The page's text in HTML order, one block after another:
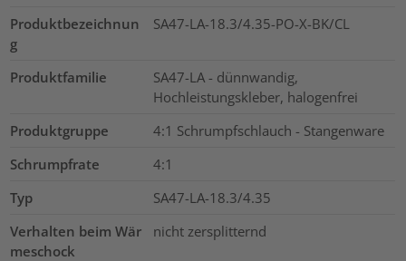
Produktbezeichnun
g
SA47-LA-18.3/4.35-PO-X-BK/CL
Produktfamilie
SA47-LA - dünnwandig,
Hochleistungskleber, halogenfrei
Produktgruppe
4:1 Schrumpfschlauch - Stangenware
Schrumpfrate
4:1
Typ
SA47-LA-18.3/4.35
Verhalten beim Wär
meschock
nicht zersplitternd